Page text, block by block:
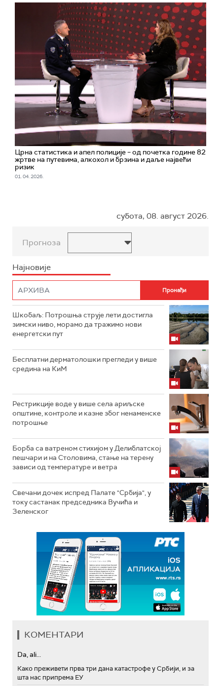
Црна статистика и апел полиције – од почетка године 82
жртве на путевима, алкохол и брзина и даље највећи
ризик
01. 04. 2026.
субота, 08. август 2026.
Прогноза
Најновије
Шкобаљ: Потрошња струје лети достигла
зимски ниво, морамо да тражимо нови
енергетски пут
Бесплатни дерматолошки прегледи у више
средина на КиМ
Рестрикције воде у више села ариљске
општине, контроле и казне због ненаменске
потрошње
Борба са ватреном стихијом у Делиблатској
пешчари и на Столовима, стање на терену
зависи од температуре и ветра
Свечани дочек испред Палате "Србија", у
току састанак председника Вучића и
Зеленског
КОМЕНТАРИ
Da, ali...
Како преживети прва три дана катастрофе у Србији, и за
шта нас припрема ЕУ